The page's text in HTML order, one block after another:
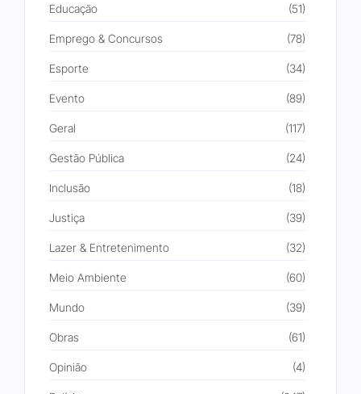
Educação (51)
Emprego & Concursos (78)
Esporte (34)
Evento (89)
Geral (117)
Gestão Pública (24)
Inclusão (18)
Justiça (39)
Lazer & Entretenimento (32)
Meio Ambiente (60)
Mundo (39)
Obras (61)
Opinião (4)